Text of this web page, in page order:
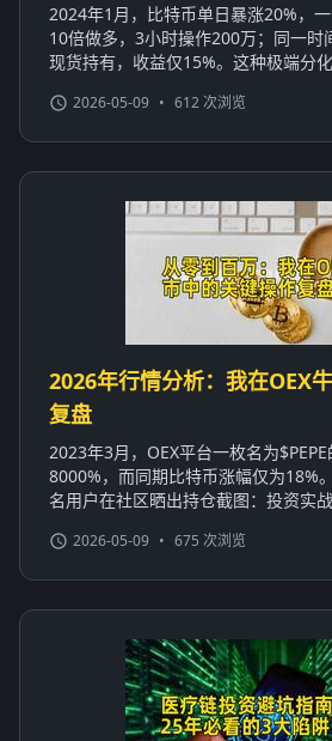
2024年1月，比特币单日暴涨20%，
10倍做多，3小时操作200万；同一时
现货持有，收益仅15%。这种极端分
2026-05-09 • 612 次浏览
2026年行情分析：我在OEX
复盘
2023年3月，OEX平台一枚名为
8000%，而同期比特币涨幅仅为18%
名用户在社区晒出持仓截图：投资实
2026-05-09 • 675 次浏览